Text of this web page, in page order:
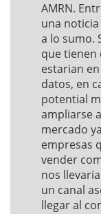
AMRN.
una noticia
a lo sumo.
que tienen
estarian
datos, en
potential
ampliarse
mercado
empresas
vender
nos
un canal
llegar al